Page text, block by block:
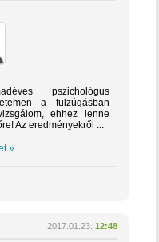
pszichológus
a fülzúgásban
ehhez lenne
Az eredményekről ...
»
2017.01.23. 12:48